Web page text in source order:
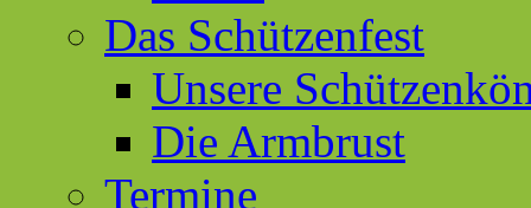
Das Schützenfest
Unsere
Die Armbrust
Termine